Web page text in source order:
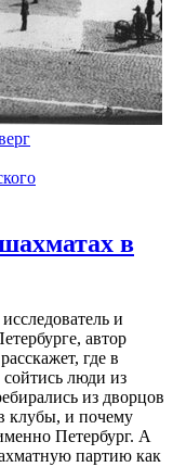
в
и
автор
где в
люди из
из дворцов
клубы, и почему
Петербург. А
партию как